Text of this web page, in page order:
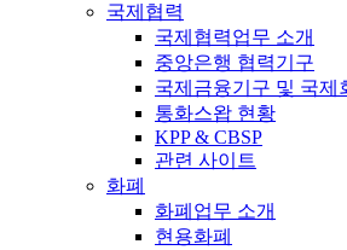
국제협력
국제협력업무 소개
중앙은행 협력기구
국제금융기구 및 국제
통화스왑 현황
KPP & CBSP
관련 사이트
화폐
화폐업무 소개
현용화폐